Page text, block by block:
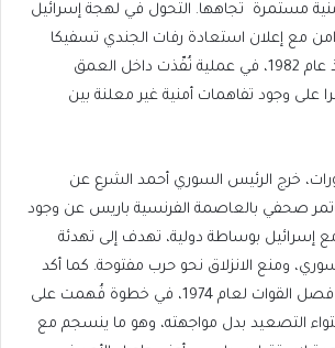
مستمرة تجاهها. التحول في لهجة إسرائيل
مع إعلان استعادة رفات الجندي تسفيكا
فيلدمان الذي فُقد منذ عام 1982، في عملية نُفّذت داخل العمق
على وجود تفاهمات أمنية غير معلنة بين
خرج الرئيس السوري أحمد الشرع عن
صحفي بالعاصمة الفرنسية باريس عن وجود
إسرائيل بوساطة دولية، تهدف إلى تهدئة
ومنع الانزلاق نحو حرب مفتوحة. كما أكد
التزام حكومته باتفاقية فصل القوات لعام 1974، في خطوة فُهمت على
التصعيد بدل مواجهته، وهو ما ينسجم مع